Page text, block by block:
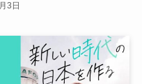
3日